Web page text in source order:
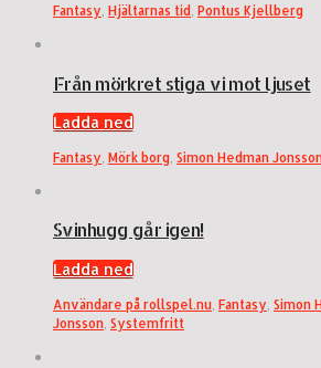
Fantasy, Hjältarnas tid , Pontus Kjellberg
Från mörkret stiga vi mot ljuset
Ladda ned
Fantasy, Mörk borg, Simon Hedman
Svinhugg går igen!
Ladda ned
Användare på rollspel.nu Fantasy Simon
Jonsson Systemfritt